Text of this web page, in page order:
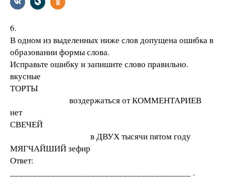
6.
В одном из выделенных ниже слов допущена ошибка в
образовании формы слова.
Исправьте ошибку и запишите слово правильно.
вкусные
ТОРТЫ
воздержаться от КОММЕНТАРИЕВ
нет
СВЕЧЕЙ
в ДВУХ тысячи пятом году
МЯГЧАЙШИЙ зефир
Ответ:
________________________________________ .